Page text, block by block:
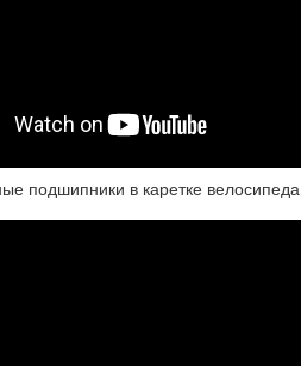
подшипники в каретке велосипеда